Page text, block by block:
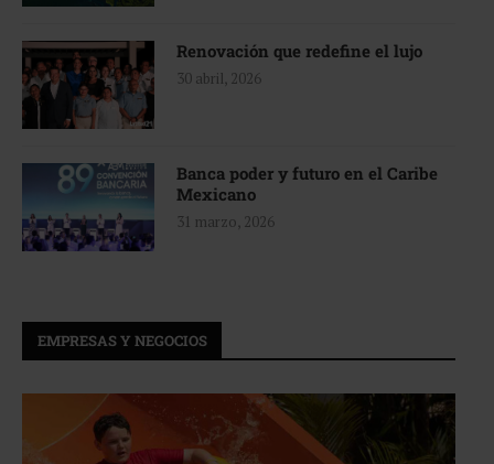
Renovación que redefine el lujo
30 abril, 2026
Banca poder y futuro en el Caribe
Mexicano
31 marzo, 2026
EMPRESAS Y NEGOCIOS